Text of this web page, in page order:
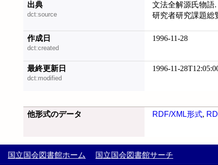
出典
dct:source
文法全解源氏物語
研究者研究課題総
作成日
dct:created
1996-11-28
最終更新日
dct:modified
1996-11-
他形式のデータ RDF/XML形式,
国立国会図書館ホーム 国立国会図書館サーチ